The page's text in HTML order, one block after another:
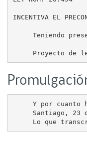
INCENTIVA EL
Teniendo
Y por cuanto
Santiago, 23